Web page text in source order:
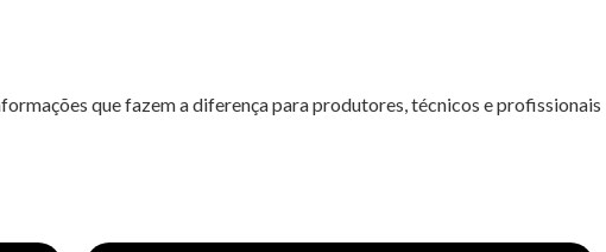
que fazem a diferença para produtores, técnicos e profissionais